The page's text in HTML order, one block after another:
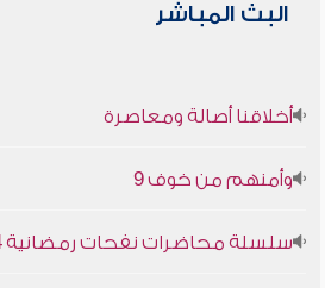
البث المباشر
أخلاقنا أصالة ومعاصرة
وأمنهم من خوف 9
سلسلة محاضرات نفحات رمضانية 1444هـ